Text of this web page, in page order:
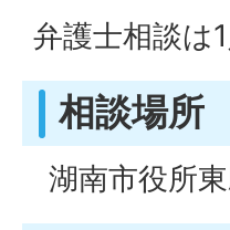
弁護士相談は
相談場所
湖南市役所